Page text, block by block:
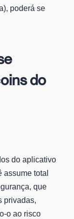
poderá se
do
do aplicativo
assume total
que
privadas,
o ao risco